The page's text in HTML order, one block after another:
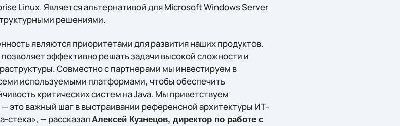
Linux. Является альтернативой для Microsoft Windows Server
решениями.
являются приоритетами для развития наших продуктов.
эффективно решать задачи высокой сложности и
Совместно с партнерами мы инвестируем в
используемыми платформами, чтобы обеспечить
критических систем на Java. Мы приветствуем
это важный шаг в выстраивании референсной архитектуры ИТ-
стека», — рассказал Алексей Кузнецов, директор по работе с